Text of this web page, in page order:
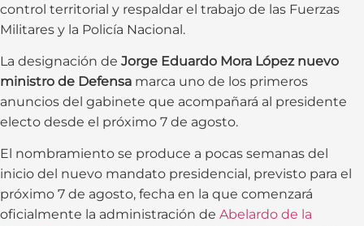
control territorial y respaldar el trabajo de las Fuerzas
Militares y la Policía Nacional.
La designación de Jorge Eduardo Mora López nuevo
ministro de Defensa marca uno de los primeros
anuncios del gabinete que acompañará al presidente
electo desde el próximo 7 de agosto.
El nombramiento se produce a pocas semanas del
inicio del nuevo mandato presidencial, previsto para el
próximo 7 de agosto, fecha en la que comenzará
oficialmente la administración de Abelardo de la